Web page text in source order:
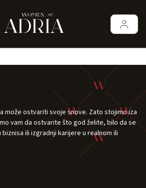
može ostvariti svoje snove. Zato stojimo iza
vam da ostvarite što god želite, bilo da se
ili izgradnji karijere u realnom ili